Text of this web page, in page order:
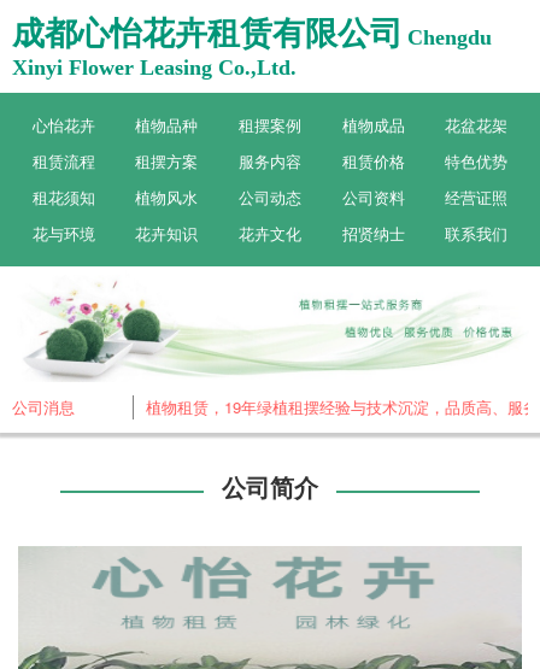
成都心怡花卉租赁有限公司 Chengdu
Xinyi Flower Leasing Co.,Ltd.
心怡花卉 植物品种 租摆案例 植物成品
花盆花架
租赁流程
租摆方案 服务内容 租赁价格
特色优势
租花须知
植物风水 公司动态 公司资料
经营证照
花与环境
花卉知识 花卉文化 招贤纳士 联系我们
公司消息
都心怡花卉，专做植物租赁，19年绿植租摆经验与技术沉淀，品质高、服务
公司简介